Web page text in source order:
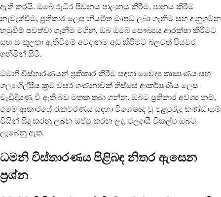
ඇති කරයි. ඔබේ රුධිර පීඩනය පාලනය කිරීම, පානය කිරීම
නැවැත්වීම, ප්‍රතිකාර ලෙස නියමිත ඖෂධ ලබා ගැනීම සහ අනුගමන
හමුවීම් පවත්වා ගැනීම මගින්, ඔබ ඔබේ සෞඛ්‍යය ආරක්ෂා කිරීමට
සහ සංකූලතා ඇතිවීමේ අවදානම අඩු කිරීමට බලවත් පියවර
ගනිමින් සිටී.
ධමනි විස්තාරණයන් ප්‍රතිකාර කිරීම සඳහා වෛද්‍ය තාක්‍ෂණය සහ
ශල්‍ය ශිල්පීය ක්‍රම වසර ගණනාවක් තිස්සේ ආකර්ෂණීය ලෙස
වැඩිදියුණු වී ඇති බව මතක තබා ගන්න. ඔබට ප්‍රතිකාර අවශ්‍ය නම්,
මෙම ආකාරයේ රැකවරණය සඳහා විශේෂඥ වූ පළපුරුදු කණ්ඩායම්
විසින් සිදු කරනු ලබන ඔප්පු කරන ලද, ඵලදායී විකල්ප ඔබට
ලැබෙනු ඇත.
ධමනි විස්තාරණය පිළිබඳ නිතර ඇසෙන
ප්‍රශ්න